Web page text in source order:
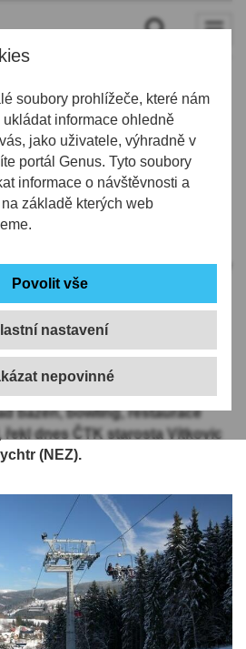
soubory prohlížeče, které nám
informace ohledně
jako uživatele, výhradně v
portál Genus. Tyto soubory
informace o návštěvnosti a
základě kterých web
nastavení
Vítkovicích začala
Do čtyř
139
Vítkovice na Semilsku začaly
apartmánů. Rezidenční
službami Aldrov Apartments &
společnost Crescon. V
139 apartmánů. Obec
něj rozšíření infrastruktury a
zatím Vítkovicím chybí. V
bazén, bowling, restaurace
dnes ČTK starosta Vítkovic
(NEZ).